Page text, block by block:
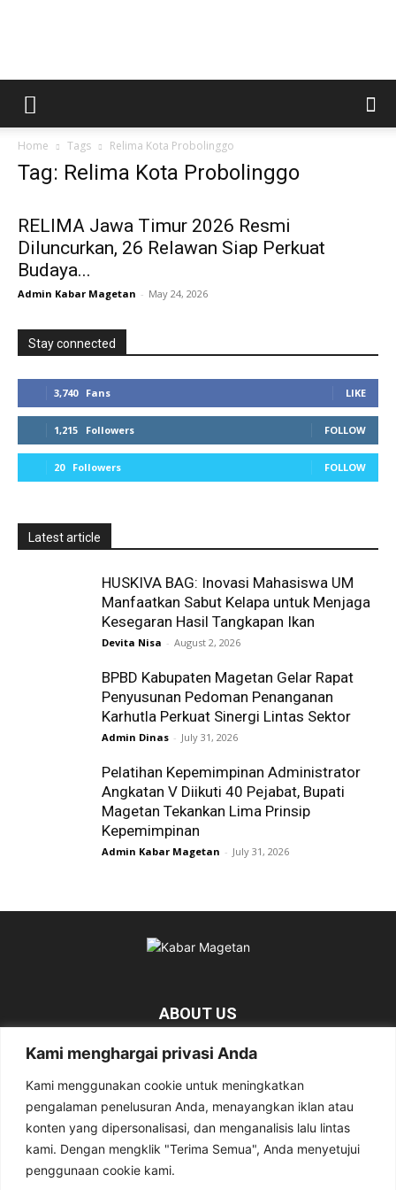
Kami menghargai privasi Anda
Kami menggunakan cookie untuk meningkatkan
pengalaman penelusuran Anda, menayangkan iklan atau
konten yang dipersonalisasi, dan menganalisis lalu lintas
kami. Dengan mengklik "Terima Semua", Anda menyetujui
penggunaan cookie kami.
Kabar
Home Tags Relima Kota Probolinggo
Tag: Relima Kota Probolinggo
RELIMA Jawa Timur 2026 Resmi
Diluncurkan, 26 Relawan Siap Perkuat
Budaya...
Admin Kabar Magetan - May 24, 2026
Stay connected
3,740 Fans LIKE
1,215 Followers FOLLOW
20 Followers FOLLOW
Latest article
HUSKIVA BAG: Inovasi Mahasiswa UM
Manfaatkan Sabut Kelapa untuk Menjaga
Kesegaran Hasil Tangkapan Ikan
Devita Nisa - August 2, 2026
BPBD Kabupaten Magetan Gelar Rapat
Penyusunan Pedoman Penanganan
Karhutla Perkuat Sinergi Lintas Sektor
Admin Dinas - July 31, 2026
Pelatihan Kepemimpinan Administrator
Angkatan V Diikuti 40 Pejabat, Bupati
Magetan Tekankan Lima Prinsip
Kepemimpinan
Admin Kabar Magetan - July 31, 2026
ABOUT US
KabarMagetan.com merupakan kumpulan informasi dan berita
Contact us:kabarmagetan@gmail.com
FOLLOW US